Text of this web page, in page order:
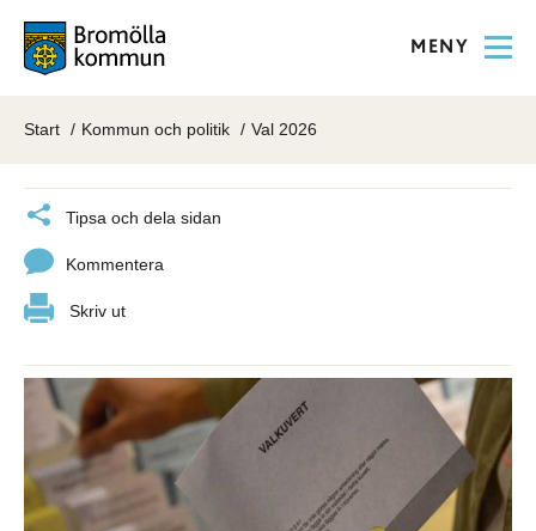
MENY
Start Kommun och politik Val 2026
Tipsa och dela sidan
Kommentera
Skriv ut